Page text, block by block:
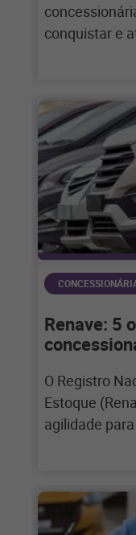
conquistar e
Renave: 5
O Registro
Estoque
agilidade